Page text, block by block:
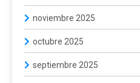
noviembre 2025
octubre 2025
septiembre 2025